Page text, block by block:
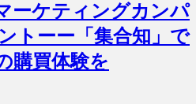
ーケティングカンパ
トーー「集合知」で
購買体験を